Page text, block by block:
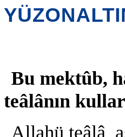
Bu mektûb,
teâlânın
Allahü teâlâ,